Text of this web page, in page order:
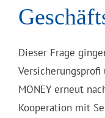
Dieser Frage
Versicherungsprofi
MONEY erneut
Kooperation mit